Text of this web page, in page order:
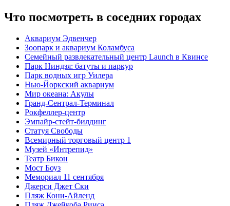
Что посмотреть в соседних городах
Аквариум Эдвенчер
Зоопарк и аквариум Коламбуса
Семейный развлекательный центр Launch в Квинсе
Парк Ниндзя: батуты и паркур
Парк водных игр Уилера
Нью-Йоркский аквариум
Мир океана: Акулы
Гранд-Сентрал-Терминал
Рокфеллер-центр
Эмпайр-стейт-билдинг
Статуя Свободы
Всемирный торговый центр 1
Музей «Интрепид»
Театр Бикон
Мост Боуз
Мемориал 11 сентября
Джерси Джет Ски
Пляж Кони-Айленд